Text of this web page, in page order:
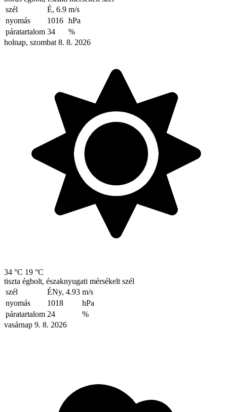
szél
É, 6.9 m/s
nyomás
1016 hPa
páratartalom 34
%
holnap, szombat 8. 8. 2026
34 °C 19 °C
tiszta égbolt, északnyugati mérsékelt szél
szél
ÉNy, 4.93 m/s
nyomás
1018
hPa
páratartalom 24
%
vasárnap 9. 8. 2026